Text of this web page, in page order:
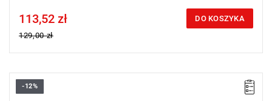
Price tax included
113,52 zł
129,00 zł
DO KOSZYKA
-12%